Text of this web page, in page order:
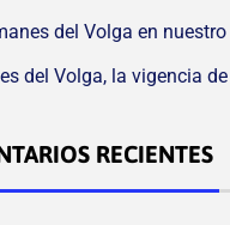
del Volga en
del Volga, la vigencia
RECIENTES